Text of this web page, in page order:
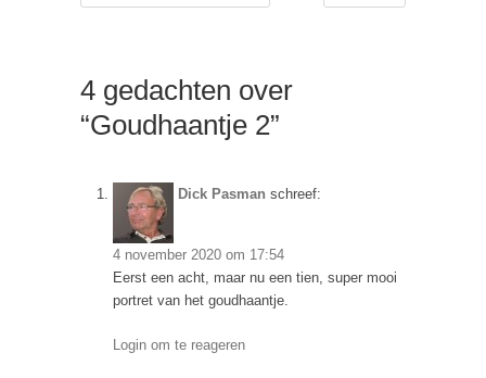
4 gedachten over
“Goudhaantje 2”
Dick Pasman schreef:
4 november 2020 om 17:54
Eerst een acht, maar nu een tien, super mooi
portret van het goudhaantje.
Login om te reageren